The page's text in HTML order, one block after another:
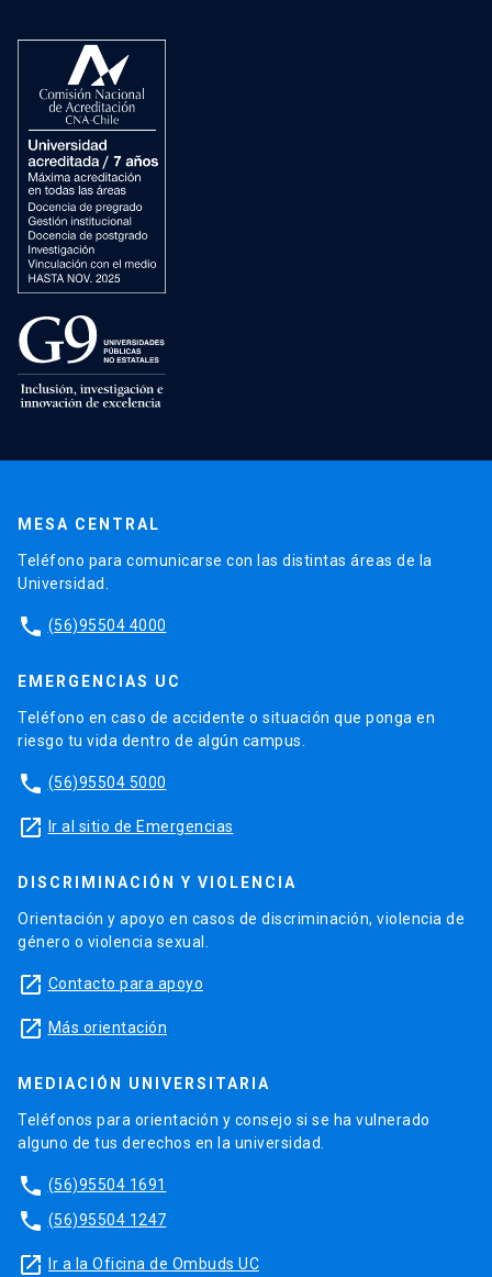
MESA CENTRAL
Teléfono para comunicarse con las distintas áreas de la
Universidad.
phone (56)95504 4000
EMERGENCIAS UC
Teléfono en caso de accidente o situación que ponga en
riesgo tu vida dentro de algún campus.
phone (56)95504 5000
launch Ir al sitio de Emergencias
DISCRIMINACIÓN Y VIOLENCIA
Orientación y apoyo en casos de discriminación, violencia de
género o violencia sexual.
launch Contacto para apoyo
launch Más orientación
MEDIACIÓN UNIVERSITARIA
Teléfonos para orientación y consejo si se ha vulnerado
alguno de tus derechos en la universidad.
phone (56)95504 1691
phone (56)95504 1247
launch Ir a la Oficina de Ombuds UC